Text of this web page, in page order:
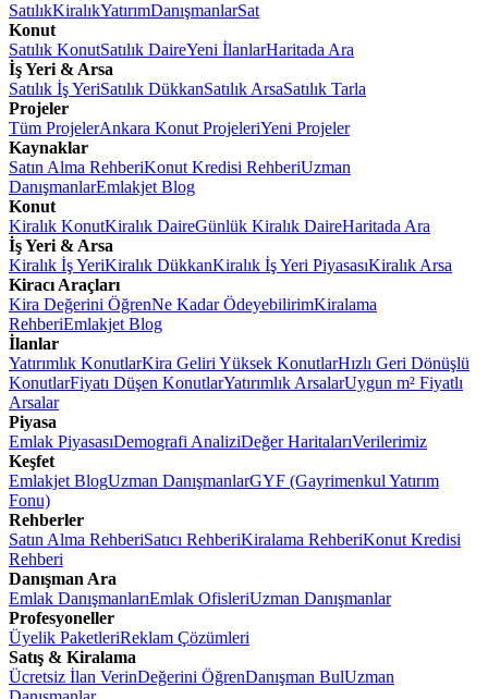
SatılıkKiralıkYatırımDanışmanlarSat
Konut
Satılık KonutSatılık DaireYeni İlanlarHaritada Ara
İş Yeri & Arsa
Satılık İş YeriSatılık DükkanSatılık ArsaSatılık Tarla
Projeler
Tüm ProjelerAnkara Konut ProjeleriYeni Projeler
Kaynaklar
Satın Alma RehberiKonut Kredisi RehberiUzman
DanışmanlarEmlakjet Blog
Konut
Kiralık KonutKiralık DaireGünlük Kiralık DaireHaritada Ara
İş Yeri & Arsa
Kiralık İş YeriKiralık DükkanKiralık İş Yeri PiyasasıKiralık Arsa
Kiracı Araçları
Kira Değerini ÖğrenNe Kadar ÖdeyebilirimKiralama
RehberiEmlakjet Blog
İlanlar
Yatırımlık KonutlarKira Geliri Yüksek KonutlarHızlı Geri Dönüşlü
KonutlarFiyatı Düşen KonutlarYatırımlık ArsalarUygun m² Fiyatlı
Arsalar
Piyasa
Emlak PiyasasıDemografi AnaliziDeğer HaritalarıVerilerimiz
Keşfet
Emlakjet BlogUzman DanışmanlarGYF (Gayrimenkul Yatırım
Fonu)
Rehberler
Satın Alma RehberiSatıcı RehberiKiralama RehberiKonut Kredisi
Rehberi
Danışman Ara
Emlak DanışmanlarıEmlak OfisleriUzman Danışmanlar
Profesyoneller
Üyelik PaketleriReklam Çözümleri
Satış & Kiralama
Ücretsiz İlan VerinDeğerini ÖğrenDanışman BulUzman